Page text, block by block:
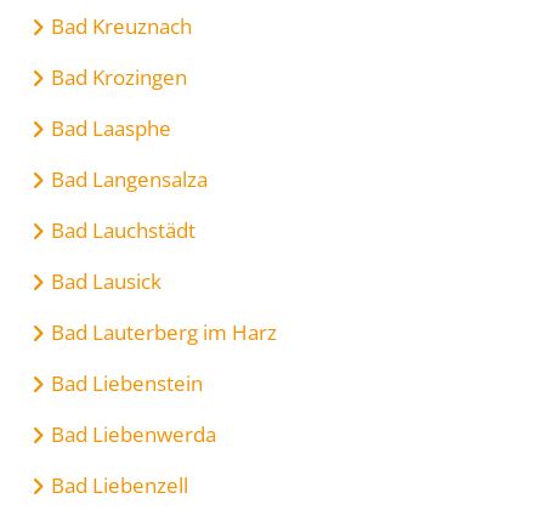
Bad Kreuznach
Bad Krozingen
Bad Laasphe
Bad Langensalza
Bad Lauchstädt
Bad Lausick
Bad Lauterberg im Harz
Bad Liebenstein
Bad Liebenwerda
Bad Liebenzell